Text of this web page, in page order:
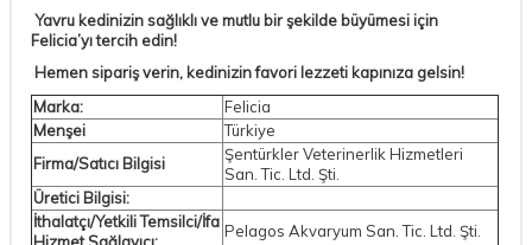
Yavru kedinizin sağlıklı ve mutlu bir şekilde büyümesi için
Felicia’yı tercih edin!
Hemen sipariş verin, kedinizin favori lezzeti kapınıza gelsin!
Marka:
Felicia
Menşei
Türkiye
Firma/Satıcı Bilgisi
Şentürkler Veterinerlik Hizmetleri
San. Tic. Ltd. Şti.
Üretici Bilgisi:
İthalatçı/Yetkili Temsilci/İfa
Hizmet Sağlayıcı:
Pelagos Akvaryum San. Tic. Ltd. Şti.